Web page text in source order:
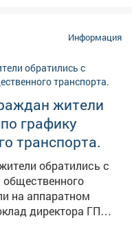
Информация
жители
графику
транспорта.
обратились с
на аппаратном
директора ГП
учесть
что всем не